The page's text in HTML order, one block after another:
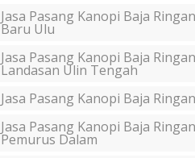
Jasa Pasang Kanopi Baja
Baru Ulu
Jasa Pasang Kanopi Baja Ringan
Landasan Ulin Tengah
Jasa Pasang Kanopi Baja
Jasa Pasang Kanopi Baja Ringan
Pemurus Dalam